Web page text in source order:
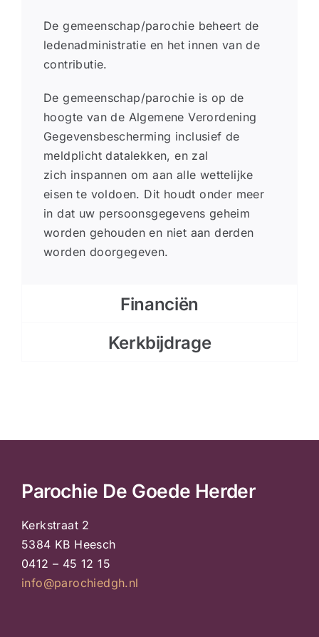
De gemeenschap/parochie beheert de
ledenadministratie en het innen van de
contributie.
De gemeenschap/parochie is op de
hoogte van de Algemene Verordening
Gegevensbescherming inclusief de
meldplicht datalekken, en zal
zich inspannen om aan alle wettelijke
eisen te voldoen. Dit houdt onder meer
in dat uw persoonsgegevens geheim
worden gehouden en niet aan derden
worden doorgegeven.
Financiën
Kerkbijdrage
Parochie De Goede Herder
Kerkstraat 2
5384 KB Heesch
0412 – 45 12 15
info@parochiedgh.nl